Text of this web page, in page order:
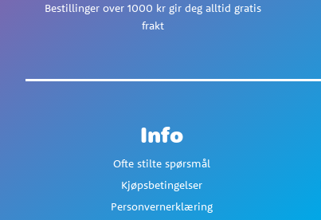
Bestillinger over 1000 kr gir deg alltid gratis
frakt
Info
Ofte stilte spørsmål
Kjøpsbetingelser
Personvernerklæring